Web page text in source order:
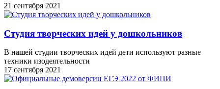
21 сентября 2021
Студия творческих идей у дошкольников
В нашей студии творческих идей дети используют разные
техники изодеятельности
17 сентября 2021